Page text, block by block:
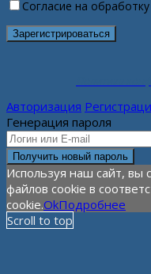
Согласие на
Авторизация
Генерация пароля
Используя наш сайт, вы
файлов cookie в
cookie.OkПодробнее
Scroll to top